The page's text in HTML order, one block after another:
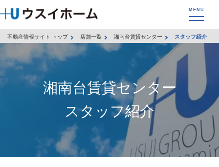
不動産情報サイト トップ 店舗一覧 湘南台賃貸センター スタッフ紹介
湘南台賃貸センター
スタッフ紹介